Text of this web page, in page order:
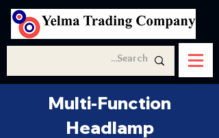
Multi-Function
Headlamp